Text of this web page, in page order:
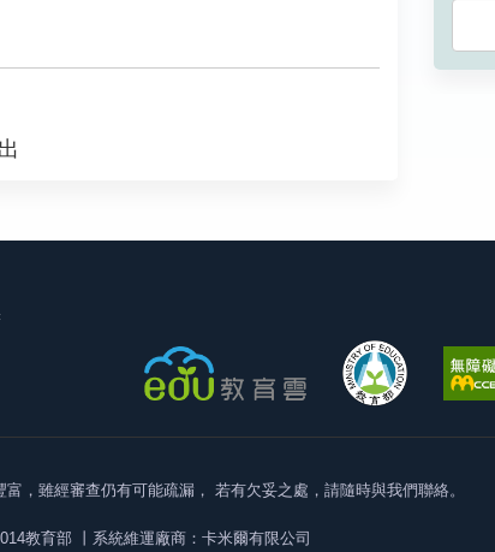
富，雖經審查仍有可能疏漏， 若有欠妥之處，請隨時與我們聯絡。
教育部 丨系統維運廠商：卡米爾有限公司